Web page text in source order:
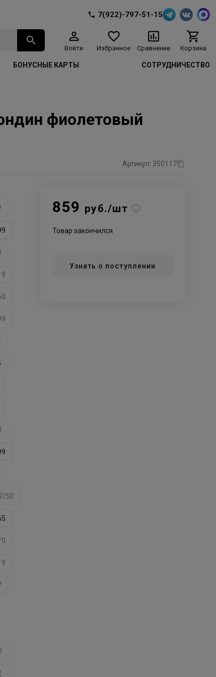
7(922)-797-51-15
Войти Избранное Сравнение Корзина
БОНУСНЫЕ КАРТЫ СОТРУДНИЧЕСТВО
фиолетовый
Артикул: 350117
50
859 руб./шт
Товар закончился
Узнать о поступлении